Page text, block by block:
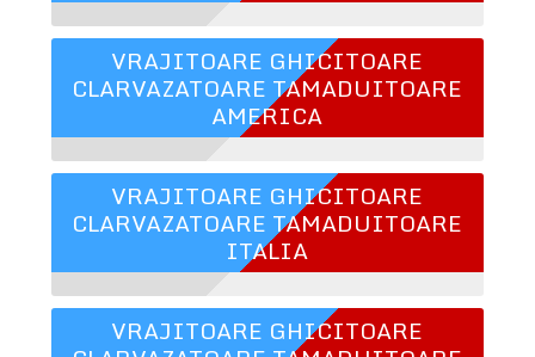
VRAJITOARE GHICITOARE
CLARVAZATOARE TAMADUITOARE
AMERICA
VRAJITOARE GHICITOARE
CLARVAZATOARE TAMADUITOARE
ITALIA
VRAJITOARE GHICITOARE